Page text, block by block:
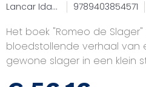
Lancar Ida-
9789403854571
Het boek "Romeo de
bloedstollende verhaal van
gewone slager in een klein